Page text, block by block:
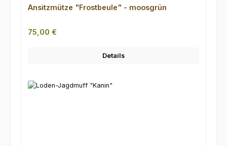
Ansitzmütze "Frostbeule" - moosgrün
Regulärer Preis:
75,00 €
Details